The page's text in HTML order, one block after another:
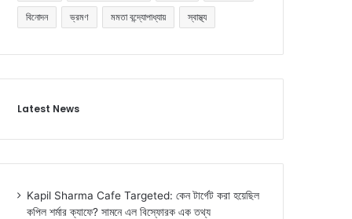
বিনোদন ভ্রমণ মমতা বন্দ্যোপাধ্যায় স্বাস্থ্য
Latest News
Kapil Sharma Cafe Targeted: কেন টার্গেট করা হয়েছিল
কপিল শর্মার ক্যাফে? সামনে এল বিস্ফোরক এক তথ্য